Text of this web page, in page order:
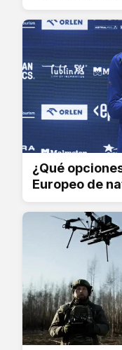
¿Qué
Europeo de